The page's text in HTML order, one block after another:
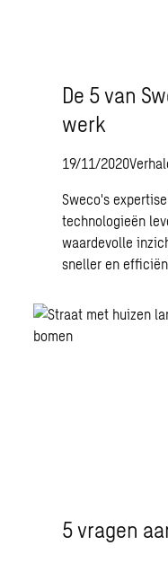
De 5 van
werk
19/11/2020
Sweco's
technologieën
waardevolle
sneller en
5 vragen